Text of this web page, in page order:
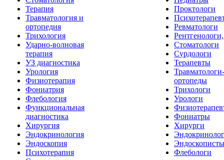
Терапия
Травматология и
ортопедия
Трихология
Ударно-волновая
терапия
УЗ диагностика
Урология
Физиотерапия
Фониатрия
Флебология
Функциональная
диагностика
Хирургия
Эндокринология
Эндоскопия
Психотерапия
Проктологи
Ревматологи
Стоматологи
Сурдологи
Терапевты
Травматологи-
ортопеды
Трихологи
Урологи
Фониатры
Хирурги
Эндоскописты
Флебологи